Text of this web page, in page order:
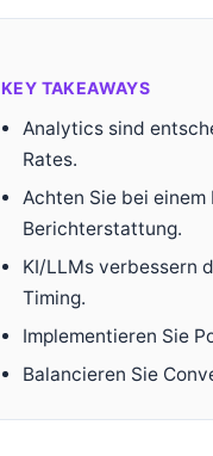
KEY TAKEAWAYS
Analytics sind
Rates.
Achten Sie bei
Berichterstattung.
KI/LLMs verbessern
Timing.
Implementieren Sie
Balancieren Sie